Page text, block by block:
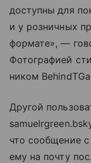
доступны для
и у розничных
формате», —
Фотографией
ником
Другой
что сообщение
ему на почту